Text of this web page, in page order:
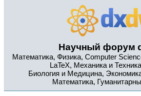
Научный форум
Математика, Физика, Computer
LaTeX, Механика и
Биология и Медицина,
Математика,